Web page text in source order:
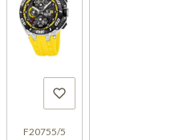
F20755/5